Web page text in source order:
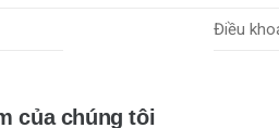
Điều
của chúng tôi